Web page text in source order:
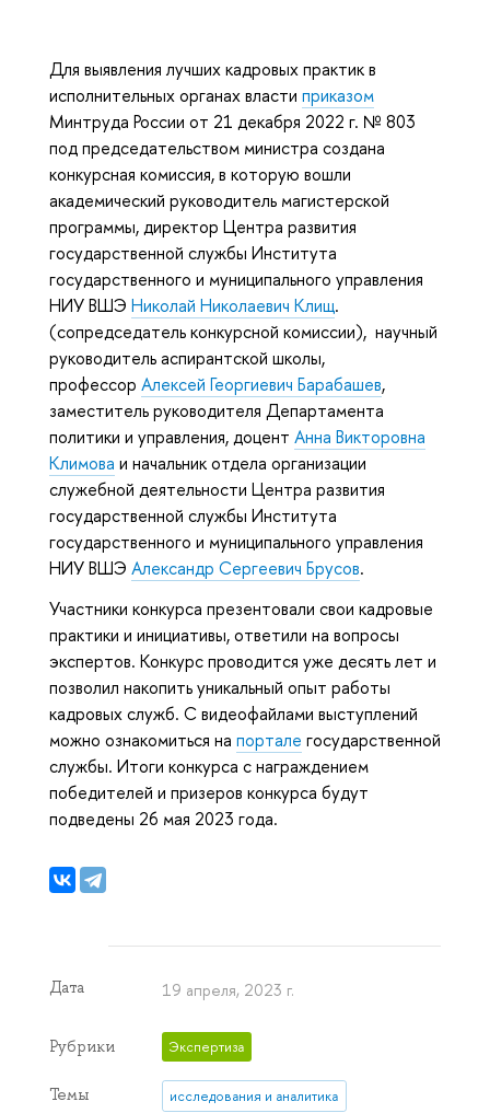
Для выявления лучших кадровых практик в
исполнительных органах власти приказом
Минтруда России от 21 декабря 2022 г. № 803
под председательством министра создана
конкурсная комиссия, в которую вошли
академический руководитель магистерской
программы, директор Центра развития
государственной службы Института
государственного и муниципального управления
НИУ ВШЭ Николай Николаевич Клищ.
(сопредседатель конкурсной комиссии), научный
руководитель аспирантской школы,
профессор Алексей Георгиевич Барабашев,
заместитель руководителя Департамента
политики и управления, доцент Анна Викторовна
Климова и начальник отдела организации
служебной деятельности Центра развития
государственной службы Института
государственного и муниципального управления
НИУ ВШЭ Александр Сергеевич Брусов.
Участники конкурса презентовали свои кадровые
практики и инициативы, ответили на вопросы
экспертов. Конкурс проводится уже десять лет и
позволил накопить уникальный опыт работы
кадровых служб. С видеофайлами выступлений
можно ознакомиться на портале государственной
службы. Итоги конкурса с награждением
победителей и призеров конкурса будут
подведены 26 мая 2023 года.
Дата 19 апреля, 2023 г.
Рубрики Экспертиза
Темы исследования и аналитика